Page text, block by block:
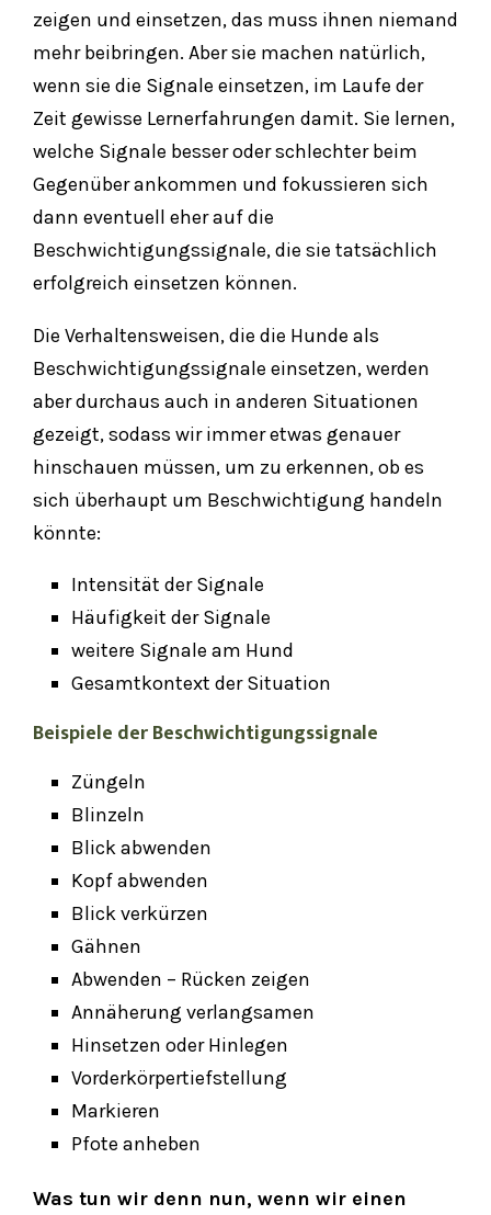
zeigen und einsetzen, das muss ihnen niemand
mehr beibringen. Aber sie machen natürlich,
wenn sie die Signale einsetzen, im Laufe der
Zeit gewisse Lernerfahrungen damit. Sie lernen,
welche Signale besser oder schlechter beim
Gegenüber ankommen und fokussieren sich
dann eventuell eher auf die
Beschwichtigungssignale, die sie tatsächlich
erfolgreich einsetzen können.
Die Verhaltensweisen, die die Hunde als
Beschwichtigungssignale einsetzen, werden
aber durchaus auch in anderen Situationen
gezeigt, sodass wir immer etwas genauer
hinschauen müssen, um zu erkennen, ob es
sich überhaupt um Beschwichtigung handeln
könnte:
Intensität der Signale
Häufigkeit der Signale
weitere Signale am Hund
Gesamtkontext der Situation
Beispiele der Beschwichtigungssignale
Züngeln
Blinzeln
Blick abwenden
Kopf abwenden
Blick verkürzen
Gähnen
Abwenden – Rücken zeigen
Annäherung verlangsamen
Hinsetzen oder Hinlegen
Vorderkörpertiefstellung
Markieren
Pfote anheben
Was tun wir denn nun, wenn wir einen